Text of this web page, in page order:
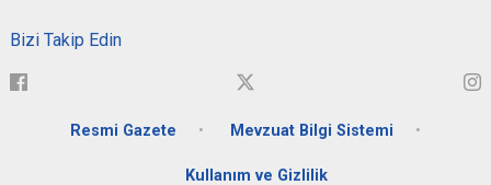
Bizi Takip Edin
Resmi Gazete Mevzuat Bilgi Sistemi
Kullanım ve Gizlilik